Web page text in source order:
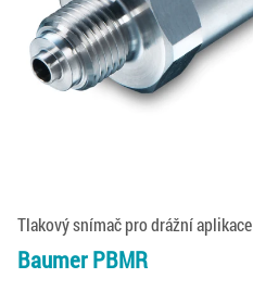
Tlakový snímač pro drážní aplikace
Baumer PBMR